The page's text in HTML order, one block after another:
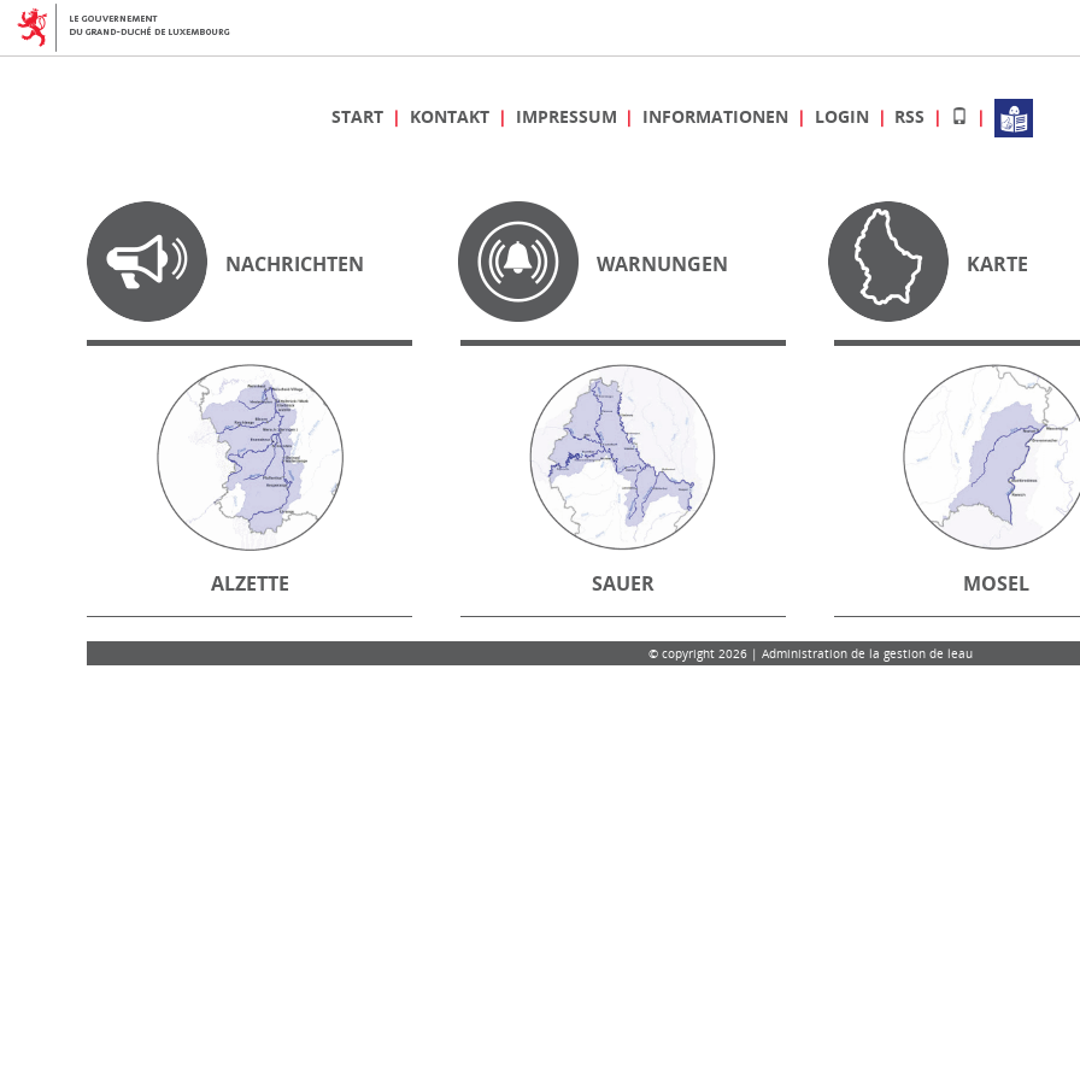
START KONTAKT IMPRESSUM INFORMATIONEN LOGIN RSS
NACHRICHTEN WARNUNGEN KARTE
ALZETTE SAUER MOSEL
© copyright 2026 | Administration de la gestion de leau